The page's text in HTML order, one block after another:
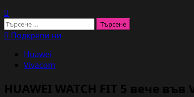
Търсене
за:Подкрепи ни
Huawei
Vivacom
HUAWEI WATCH FIT 5 вече